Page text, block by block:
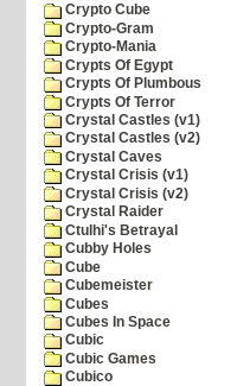
Crypto Cube
Crypto-Gram
Crypto-Mania
Crypts Of Egypt
Crypts Of Plumbous
Crypts Of Terror
Crystal Castles (v1)
Crystal Castles (v2)
Crystal Caves
Crystal Crisis (v1)
Crystal Crisis (v2)
Crystal Raider
Ctulhi's Betrayal
Cubby Holes
Cube
Cubemeister
Cubes
Cubes In Space
Cubic
Cubic Games
Cubico